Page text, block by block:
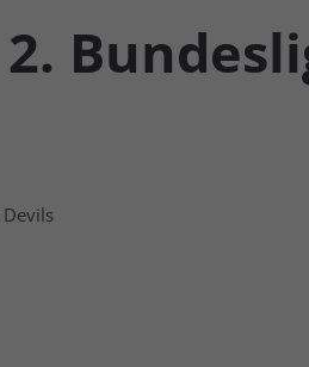
2.